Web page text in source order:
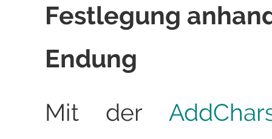
Festlegung
Endung
Mit der